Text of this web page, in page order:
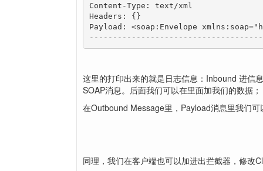
Content-Type: text/xml
Headers: {}
Payload: <soap:Envelope
这里的打印出来的就是日志信息：Inbound 进信
SOAP消息。后面我们可以在里面加我们的数据；
在Outbound Message里，Payload消息里我们
同理，我们在客户端也可以加进出拦截器，修改